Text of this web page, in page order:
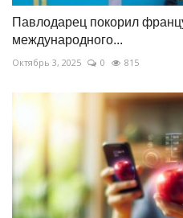
Павлодарец покорил
международного...
Октябрь 3, 2025 0 815